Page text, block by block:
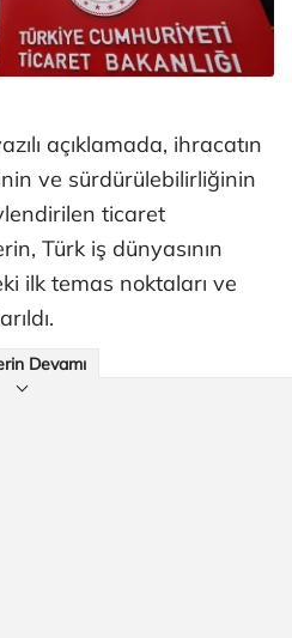
açıklamada, ihracatın
ve sürdürülebilirliğinin
ticaret
Türk iş dünyasının
ilk temas noktaları ve
Devamı